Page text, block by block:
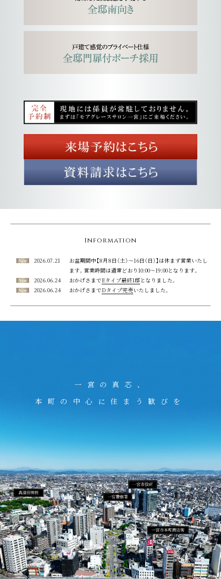
Information
2026.07.21
お盆期間中【8月8日（土）～16日（日）】は休まず営業いたし
ます。営業時間は通常どおり10:00～19:00となります。
2026.06.24
おかげさまでEタイプ最終1邸 となりました。
2026.06.24
おかげさまでDタイプ完売いたしました。
一宮の真芯、
本町の中心に住まう歓びを